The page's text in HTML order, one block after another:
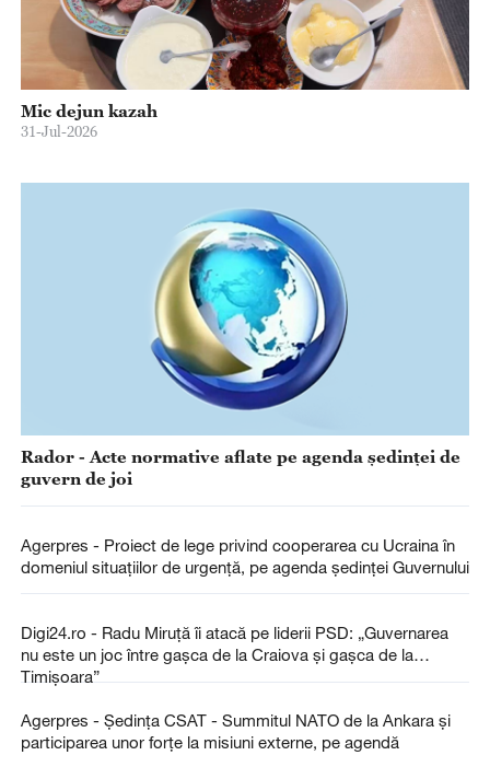
Mic dejun kazah
31-Jul-2026
Rador - Acte normative aflate pe agenda ședinței de
guvern de joi
Agerpres - Proiect de lege privind cooperarea cu Ucraina în
domeniul situațiilor de urgență, pe agenda ședinței Guvernului
Digi24.ro - Radu Miruță îi atacă pe liderii PSD: „Guvernarea
nu este un joc între gașca de la Craiova și gașca de la
Timișoara”
Agerpres - Ședința CSAT - Summitul NATO de la Ankara și
participarea unor forțe la misiuni externe, pe agendă